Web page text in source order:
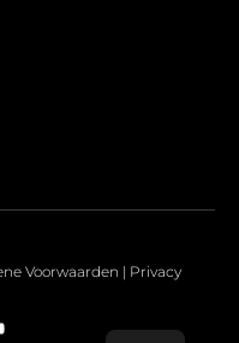
Voorwaarden | Privacy